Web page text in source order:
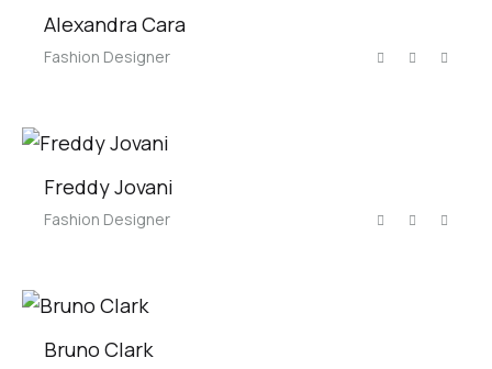
Alexandra Cara
Fashion Designer
Freddy Jovani
Fashion Designer
Bruno Clark